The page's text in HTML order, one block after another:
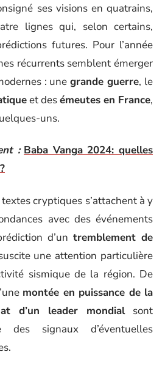
ses visions en quatrains,
lignes qui, selon certains,
futures. Pour l’année
récurrents semblent émerger
: unegrande guerre, le
et desémeutes en France,
uns.
: Baba Vanga 2024: quelles
cryptiques s’attachent à y
avec des événements
d’un tremblement de
une attention particulière
sismique de la région. De
montée en puissance de la
d’un leader mondialsont
des signaux d’éventuelles